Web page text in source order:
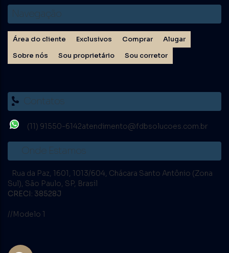
Navegação
Área do cliente Exclusivos Comprar
Alugar
Sobre nós
Sou proprietário Sou corretor
Contatos
(11) 91550-6142atendimento@fdbsolucoes.com.br
Onde Estamos
Rua da Paz, 1601, 1013/604, Chácara Santo Antônio (Zona
Sul), São Paulo, SP, Brasil
CRECI: 38528J
//Modelo 1